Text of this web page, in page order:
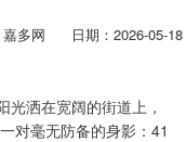
多网
日期：2026-05-18
洒在宽阔的街道上，
对毫无防备的身影：41